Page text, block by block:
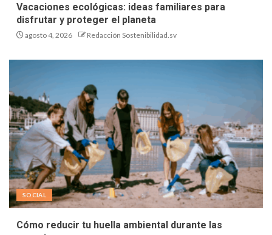
Vacaciones ecológicas: ideas familiares para
disfrutar y proteger el planeta
agosto 4, 2026 Redacción Sostenibilidad.sv
SOCIAL
Cómo reducir tu huella ambiental durante las